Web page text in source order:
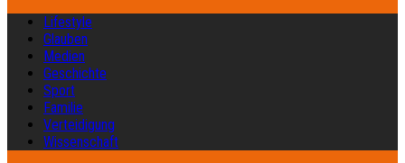
Lifestyle
Glauben
Medien
Geschichte
Sport
Familie
Verteidigung
Wissenschaft